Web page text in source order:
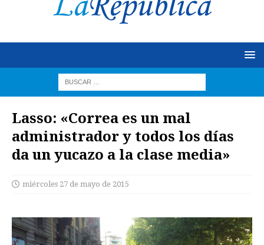
Lasso: «Correa es un mal
administrador y todos los días
da un yucazo a la clase media»
miércoles 27 de mayo de 2015